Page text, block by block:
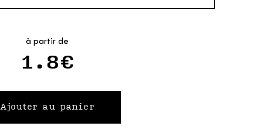
à partir de
1.8€